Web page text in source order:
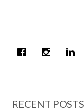
RECENT POSTS